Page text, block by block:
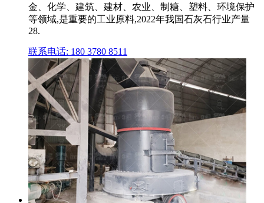
金、化学、建筑、建材、农业、制糖、塑料、环境保护
等领域,是重要的工业原料,2022年我国石灰石行业产量
28.
联系电话: 180 3780 8511